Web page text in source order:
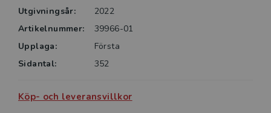
Utgivningsår:
2022
Artikelnummer:
39966-01
Upplaga:
Första
Sidantal:
352
Köp- och leveransvillkor